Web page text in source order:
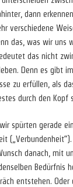
dann
verschiedene
das, was wir uns
das nicht
Denn es gibt
zu erfüllen, als
durch den Kopf
spürten gerade
danach, mit
Bedürfnis
entstehen. Oder